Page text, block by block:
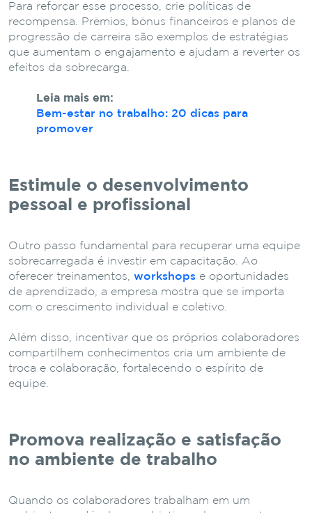
Para reforçar esse processo, crie políticas de
recompensa. Prêmios, bônus financeiros e planos de
progressão de carreira são exemplos de estratégias
que aumentam o engajamento e ajudam a reverter os
efeitos da sobrecarga.
Leia mais em:
Bem-estar no trabalho: 20 dicas para
promover
Estimule o desenvolvimento
pessoal e profissional
Outro passo fundamental para recuperar uma equipe
sobrecarregada é investir em capacitação. Ao
oferecer treinamentos, workshops e oportunidades
de aprendizado, a empresa mostra que se importa
com o crescimento individual e coletivo.
Além disso, incentivar que os próprios colaboradores
compartilhem conhecimentos cria um ambiente de
troca e colaboração, fortalecendo o espírito de
equipe.
Promova realização e satisfação
no ambiente de trabalho
Quando os colaboradores trabalham em um